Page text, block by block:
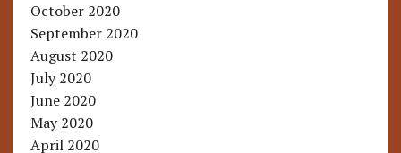
October 2020
September 2020
August 2020
July 2020
June 2020
May 2020
April 2020